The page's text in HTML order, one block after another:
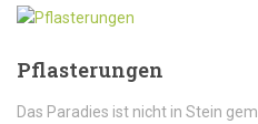
Pflasterungen
Das Paradies ist nicht in Stein